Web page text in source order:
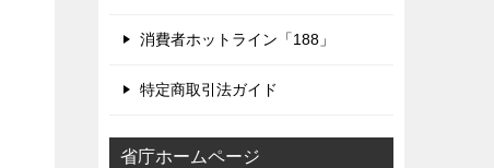
消費者ホットライン「188」
特定商取引法ガイド
省庁ホームページ